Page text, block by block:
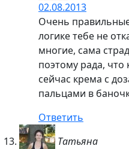
02.08.2013
Очень
логике тебе не
многие, сама
поэтому рада, что
сейчас крема с
пальцами в
Ответить
Татьяна